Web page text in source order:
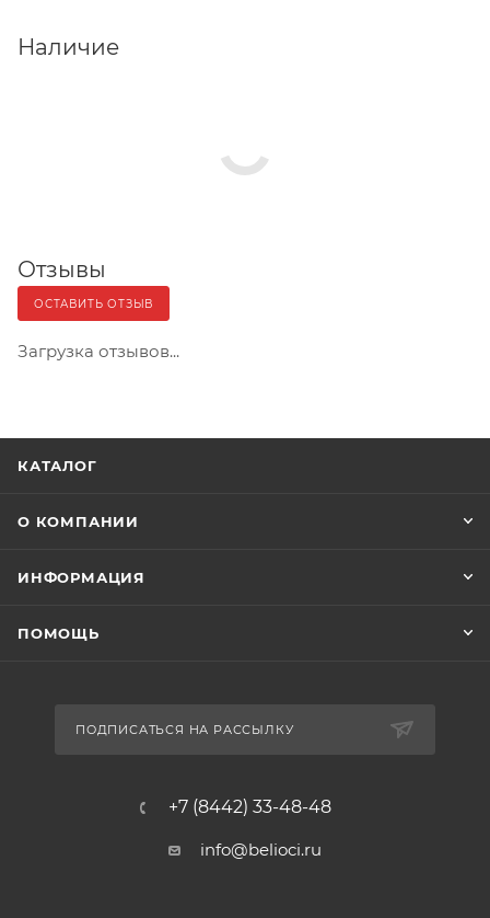
Наличие
Отзывы
ОСТАВИТЬ ОТЗЫВ
Загрузка отзывов...
КАТАЛОГ
О КОМПАНИИ
ИНФОРМАЦИЯ
ПОМОЩЬ
ПОДПИСАТЬСЯ НА РАССЫЛКУ
+7 (8442) 33-48-48
info@belioci.ru